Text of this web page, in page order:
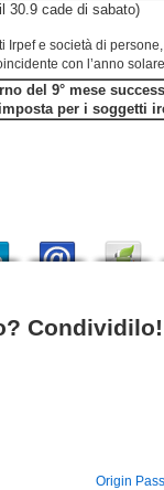
30.9 cade di sabato)
Irpef e società di
con l’anno solare
del 9° mese
per i soggetti
Condividilo!
Origin